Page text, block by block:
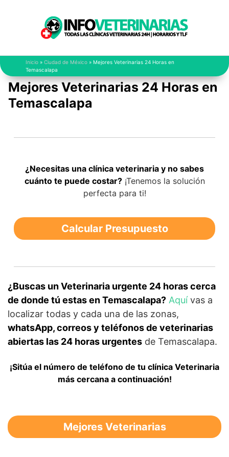
Inicio » Ciudad de México » Mejores Veterinarias 24 Horas en
Temascalapa
Mejores Veterinarias 24 Horas en
Temascalapa
¿Necesitas una clínica veterinaria y no sabes
cuánto te puede costar?¡Tenemos la solución
perfecta para ti!
Calcular Presupuesto
¿Buscas un Veterinaria urgente 24 horas cerca
de donde tú estas en Temascalapa? Aquívas a
localizar todas y cada una de las zonas,
whatsApp, correos y teléfonos de veterinarias
abiertas las 24 horas urgentes de Temascalapa.
¡Sitúa el número de teléfono de tu clínica Veterinaria
más cercana a continuación!
Mejores Veterinarias